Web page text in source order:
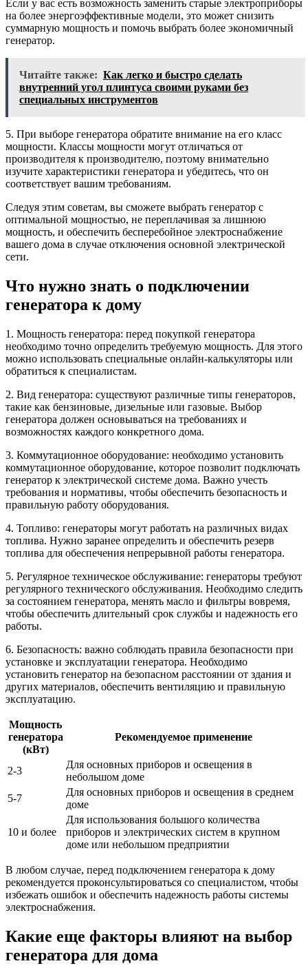
Если у вас есть возможность заменить старые электроприборы
на более энергоэффективные модели, это может снизить
суммарную мощность и помочь выбрать более экономичный
генератор.
Читайте также: Как легко и быстро сделать
внутренний угол плинтуса своими руками без
специальных инструментов
5. При выборе генератора обратите внимание на его класс
мощности. Классы мощности могут отличаться от
производителя к производителю, поэтому внимательно
изучите характеристики генератора и убедитесь, что он
соответствует вашим требованиям.
Следуя этим советам, вы сможете выбрать генератор с
оптимальной мощностью, не переплачивая за лишнюю
мощность, и обеспечить бесперебойное электроснабжение
вашего дома в случае отключения основной электрической
сети.
Что нужно знать о подключении
генератора к дому
1. Мощность генератора: перед покупкой генератора
необходимо точно определить требуемую мощность. Для этого
можно использовать специальные онлайн-калькуляторы или
обратиться к специалистам.
2. Вид генератора: существуют различные типы генераторов,
такие как бензиновые, дизельные или газовые. Выбор
генератора должен основываться на требованиях и
возможностях каждого конкретного дома.
3. Коммутационное оборудование: необходимо установить
коммутационное оборудование, которое позволит подключать
генератор к электрической системе дома. Важно учесть
требования и нормативы, чтобы обеспечить безопасность и
правильную работу оборудования.
4. Топливо: генераторы могут работать на различных видах
топлива. Нужно заранее определить и обеспечить резерв
топлива для обеспечения непрерывной работы генератора.
5. Регулярное техническое обслуживание: генераторы требуют
регулярного технического обслуживания. Необходимо следить
за состоянием генератора, менять масло и фильтры вовремя,
чтобы обеспечить длительный срок службы и надежность его
работы.
6. Безопасность: важно соблюдать правила безопасности при
установке и эксплуатации генератора. Необходимо
установить генератор на безопасном расстоянии от здания и
других материалов, обеспечить вентиляцию и правильную
эксплуатацию.
Мощность
генератора
(кВт)
Рекомендуемое применение
2-3
Для основных приборов и освещения в
небольшом доме
5-7
Для основных приборов и освещения в среднем
доме
10 и более
Для использования большого количества
приборов и электрических систем в крупном
доме или небольшом предприятии
В любом случае, перед подключением генератора к дому
рекомендуется проконсультироваться со специалистом, чтобы
избежать ошибок и обеспечить надежность работы системы
электроснабжения.
Какие еще факторы влияют на выбор
генератора для дома